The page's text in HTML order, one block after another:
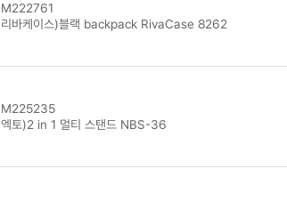
M222761
리바케이스)블랙 backpack RivaCase 8262
M225235
엑토)2 in 1 멀티 스탠드 NBS-36